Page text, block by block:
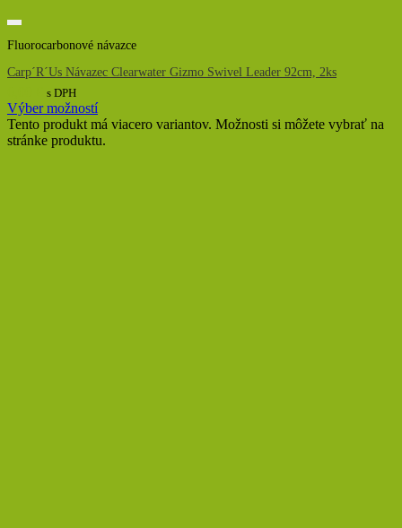
Fluorocarbonové návazce
Carp´R´Us Návazec Clearwater Gizmo Swivel Leader 92cm, 2ks
s DPH
Výber možností
Tento produkt má viacero variantov. Možnosti si môžete vybrať na
stránke produktu.